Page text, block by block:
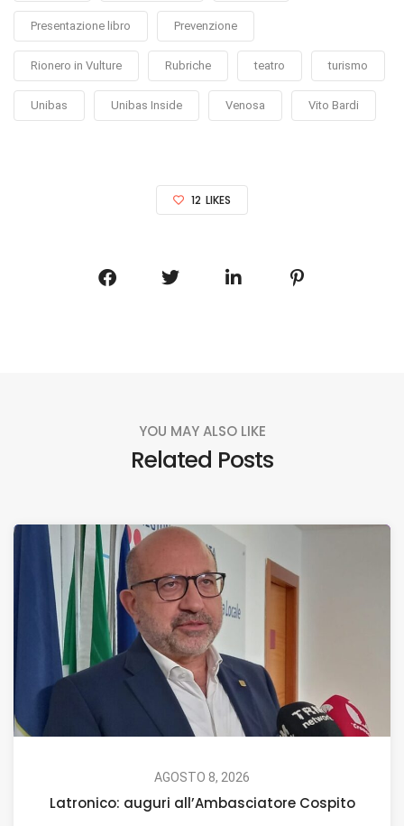
Presentazione libro Prevenzione
Rionero in Vulture Rubriche teatro turismo
Unibas Unibas Inside Venosa Vito Bardi
12 LIKES
YOU MAY ALSO LIKE
Related Posts
AGOSTO 8, 2026
Latronico: auguri all’Ambasciatore Cospito